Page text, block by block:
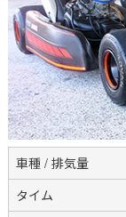
車種 / 排気量
タイム